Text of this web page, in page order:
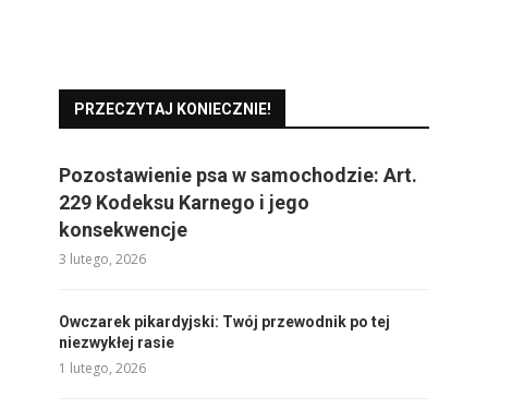
PRZECZYTAJ KONIECZNIE!
Pozostawienie psa w samochodzie: Art.
229 Kodeksu Karnego i jego
konsekwencje
3 lutego, 2026
Owczarek pikardyjski: Twój przewodnik po tej
niezwykłej rasie
1 lutego, 2026